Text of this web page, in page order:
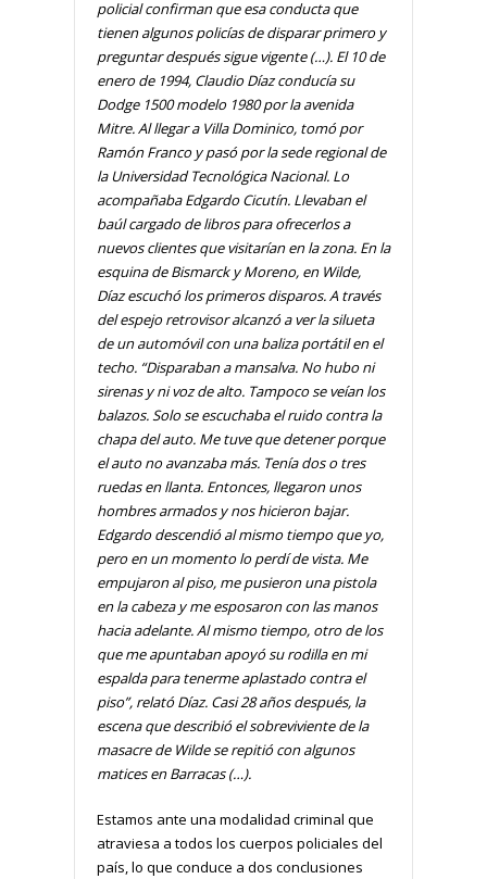
policial confirman que esa conducta que
tienen algunos policías de disparar primero y
preguntar después sigue vigente (…). El 10 de
enero de 1994, Claudio Díaz conducía su
Dodge 1500 modelo 1980 por la avenida
Mitre. Al llegar a Villa Dominico, tomó por
Ramón Franco y pasó por la sede regional de
la Universidad Tecnológica Nacional. Lo
acompañaba Edgardo Cicutín. Llevaban el
baúl cargado de libros para ofrecerlos a
nuevos clientes que visitarían en la zona. En la
esquina de Bismarck y Moreno, en Wilde,
Díaz escuchó los primeros disparos. A través
del espejo retrovisor alcanzó a ver la silueta
de un automóvil con una baliza portátil en el
techo. “Disparaban a mansalva. No hubo ni
sirenas y ni voz de alto. Tampoco se veían los
balazos. Solo se escuchaba el ruido contra la
chapa del auto. Me tuve que detener porque
el auto no avanzaba más. Tenía dos o tres
ruedas en llanta. Entonces, llegaron unos
hombres armados y nos hicieron bajar.
Edgardo descendió al mismo tiempo que yo,
pero en un momento lo perdí de vista. Me
empujaron al piso, me pusieron una pistola
en la cabeza y me esposaron con las manos
hacia adelante. Al mismo tiempo, otro de los
que me apuntaban apoyó su rodilla en mi
espalda para tenerme aplastado contra el
piso”, relató Díaz. Casi 28 años después, la
escena que describió el sobreviviente de la
masacre de Wilde se repitió con algunos
matices en Barracas (…).
Estamos ante una modalidad criminal que
atraviesa a todos los cuerpos policiales del
país, lo que conduce a dos conclusiones